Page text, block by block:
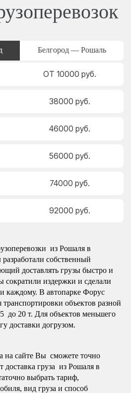
Белгород — Рошаль
ОТ 10000 руб.
38000 руб.
46000 руб.
56000 руб.
74000 руб.
92000 руб.
из Рошаля в
собственный
доставлять грузы быстро и
издержки и сделали
каждому. В автопарке Форус
транспортировки объектов разной
до 20 т. Для объектов меньшего
доставки догрузом.
на сайте Вы сможете точно
доставка груза из Рошаля в
выбрать тариф,
вид груза и способ